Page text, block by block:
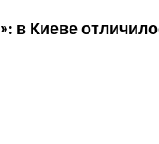
в Киеве